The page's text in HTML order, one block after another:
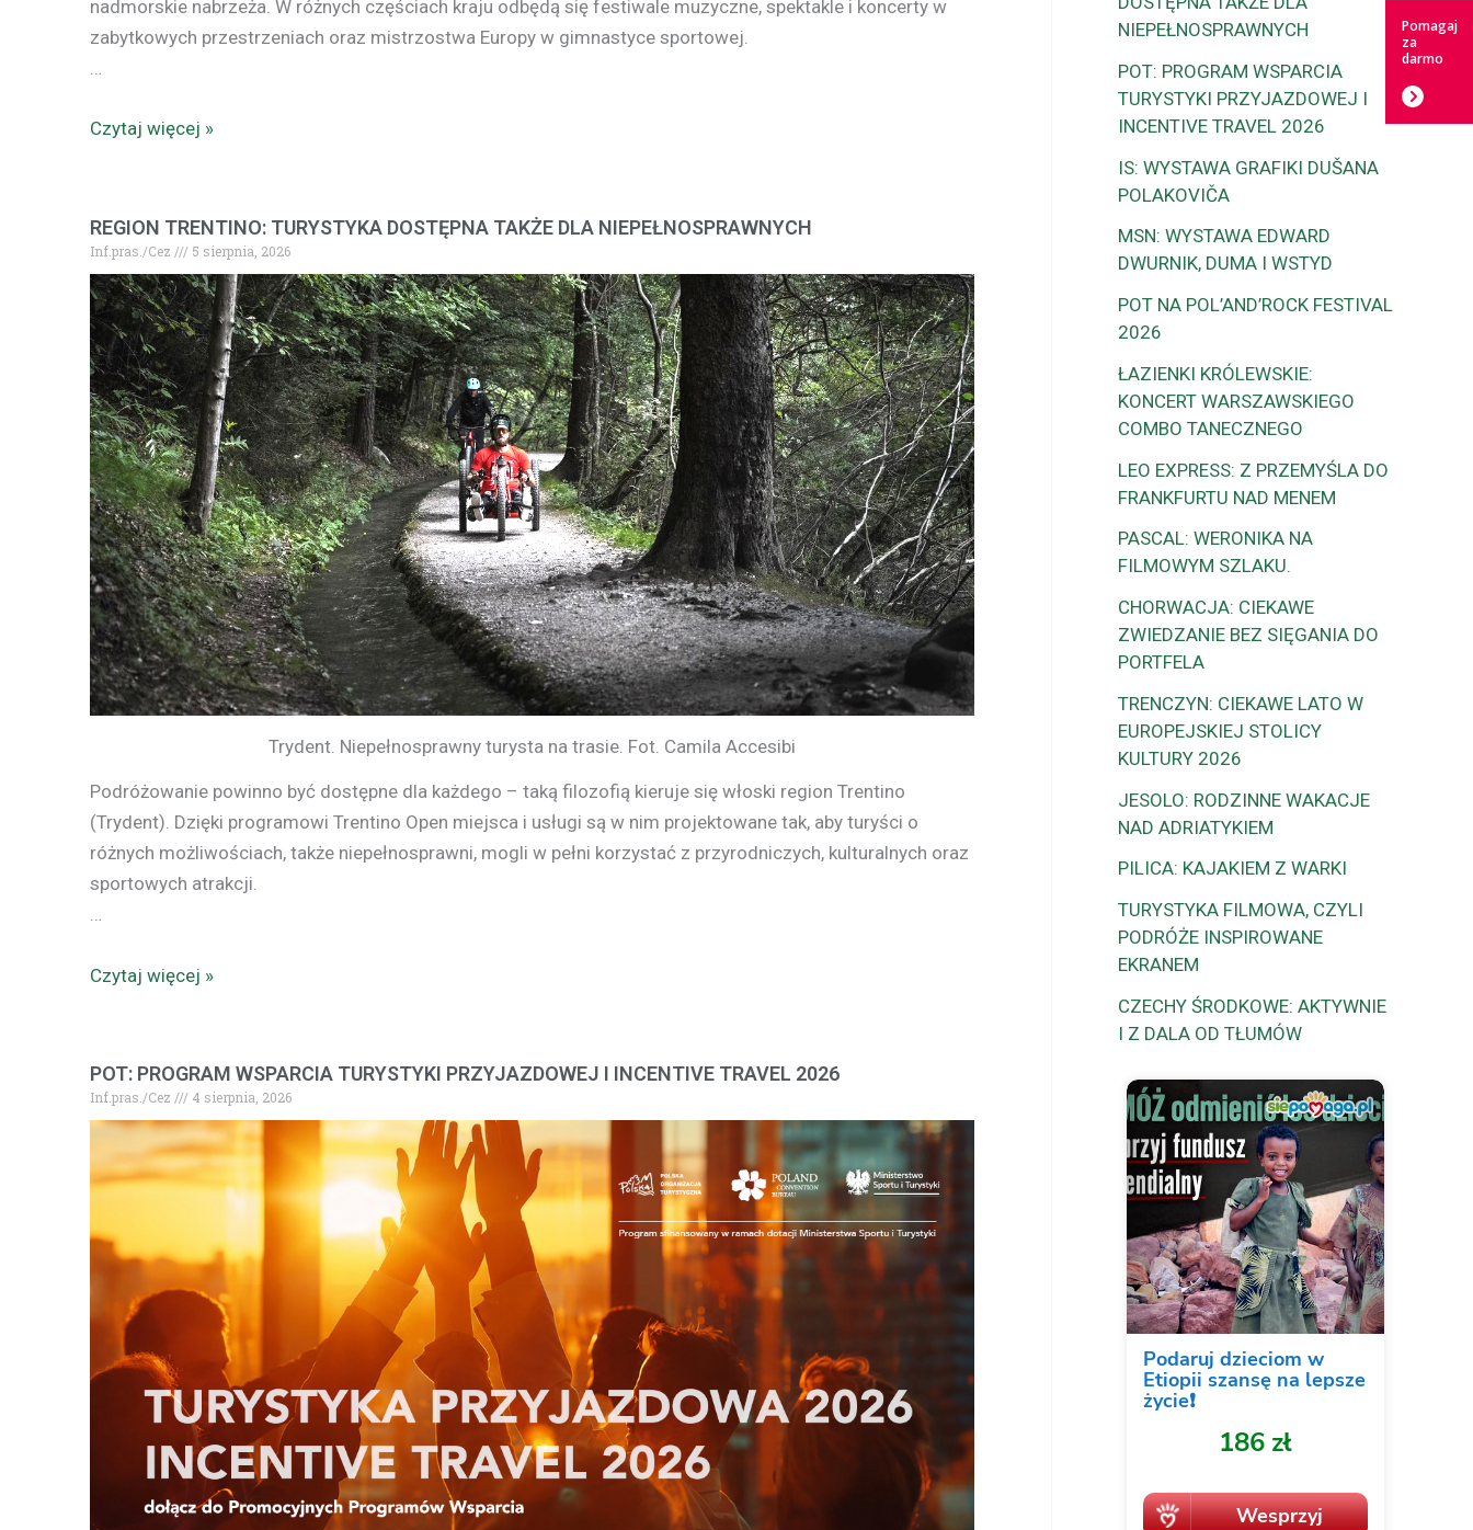
nadmorskie nabrzeża. W różnych częściach kraju odbędą się festiwale muzyczne, spektakle i koncerty w
zabytkowych przestrzeniach oraz mistrzostwa Europy w gimnastyce sportowej.
…
Czytaj więcej »
REGION TRENTINO: TURYSTYKA DOSTĘPNA TAKŻE DLA NIEPEŁNOSPRAWNYCH
Inf.pras./Cez 5 sierpnia, 2026
Trydent. Niepełnosprawny turysta na trasie. Fot. Camila Accesibi
Podróżowanie powinno być dostępne dla każdego – taką filozofią kieruje się włoski region Trentino
(Trydent). Dzięki programowi Trentino Open miejsca i usługi są w nim projektowane tak, aby turyści o
różnych możliwościach, także niepełnosprawni, mogli w pełni korzystać z przyrodniczych, kulturalnych oraz
sportowych atrakcji.
…
Czytaj więcej »
POT: PROGRAM WSPARCIA TURYSTYKI PRZYJAZDOWEJ I INCENTIVE TRAVEL 2026
Inf.pras./Cez 4 sierpnia, 2026
NIEPEŁNOSPRAWNYCH
POT: PROGRAM WSPARCIA
TURYSTYKI PRZYJAZDOWEJ I
INCENTIVE TRAVEL 2026
IS: WYSTAWA GRAFIKI DUŠANA
POLAKOVIČA
MSN: WYSTAWA EDWARD
DWURNIK, DUMA I WSTYD
POT NA POL’AND’ROCK FESTIVAL
2026
ŁAZIENKI KRÓLEWSKIE:
KONCERT WARSZAWSKIEGO
COMBO TANECZNEGO
LEO EXPRESS: Z PRZEMYŚLA DO
FRANKFURTU NAD MENEM
PASCAL: WERONIKA NA
FILMOWYM SZLAKU.
CHORWACJA: CIEKAWE
ZWIEDZANIE BEZ SIĘGANIA DO
PORTFELA
TRENCZYN: CIEKAWE LATO W
EUROPEJSKIEJ STOLICY
KULTURY 2026
JESOLO: RODZINNE WAKACJE
NAD ADRIATYKIEM
PILICA: KAJAKIEM Z WARKI
TURYSTYKA FILMOWA, CZYLI
PODRÓŻE INSPIROWANE
EKRANEM
CZECHY ŚRODKOWE: AKTYWNIE
I Z DALA OD TŁUMÓW
Pomagaj
za
darmo